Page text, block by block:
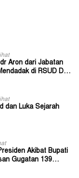
Aron dari Jabatan
di RSUD Dok
dan Luka Sejarah
Akibat Bupati
Gugatan 139